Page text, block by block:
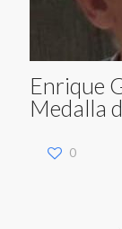
Enrique
Medalla
0